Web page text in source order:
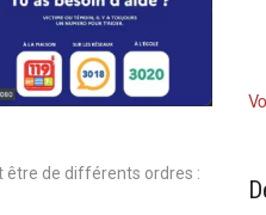
être de différents ordres :